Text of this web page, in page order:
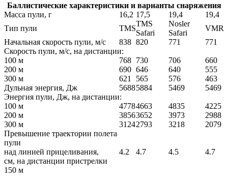
Баллистические характеристики и варианты снаряжения
Масса пули, г
16,2 17,5 19,4
19,4
Тип пули
TMS
TMS
Safari
Nosler
Safari
VMR
Начальная скорость пули, м/с
838 820 771
771
Скорость пули, м/с, на дистанции:
100 м
768 730 706
660
200 м
690 646 640
555
300 м
621 565 576
463
Дульная энергия, Дж
56885884 5469
5469
Энергия пули, Дж, на дистанции:
100 м
47784663 4835
4225
200 м
38563652 3973
2988
300 м
31242793 3218
2079
Превышение траектории полета
пули
над линией прицеливания,
см, на дистанции пристрелки
150 м
4.2 4.7 4.5 4.7